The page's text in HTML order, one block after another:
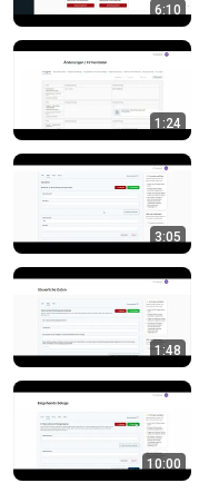
6:10
1:24
3:05
1:48
10:00